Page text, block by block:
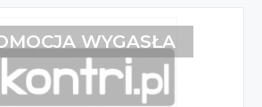
WYGASŁA